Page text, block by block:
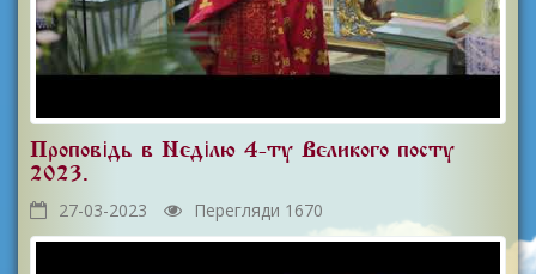
Проповідь в Неділю 4-ту Великого посту
2023.
27-03-2023 Перегляди 1670